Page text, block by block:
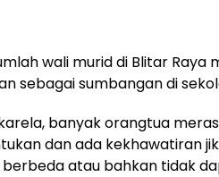
wali murid di Blitar
sebagai sumbangan di
banyak orangtua
dan ada kekhawatiran
atau bahkan tidak